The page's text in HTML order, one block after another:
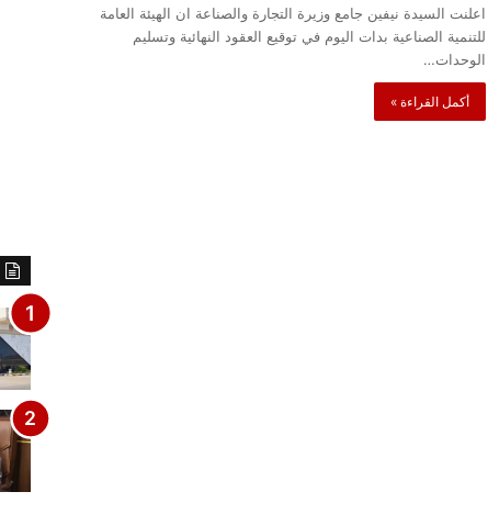
اعلنت السيدة نيفين جامع وزيرة التجارة والصناعة ان الهيئة العامة
للتنمية الصناعية بدات اليوم في توقيع العقود النهائية وتسليم
الوحدات…
أكمل القراءة »